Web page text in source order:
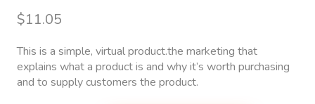
$11.05
This is a simple, virtual product.the marketing that
explains what a product is and why it’s worth purchasing
and to supply customers the product.